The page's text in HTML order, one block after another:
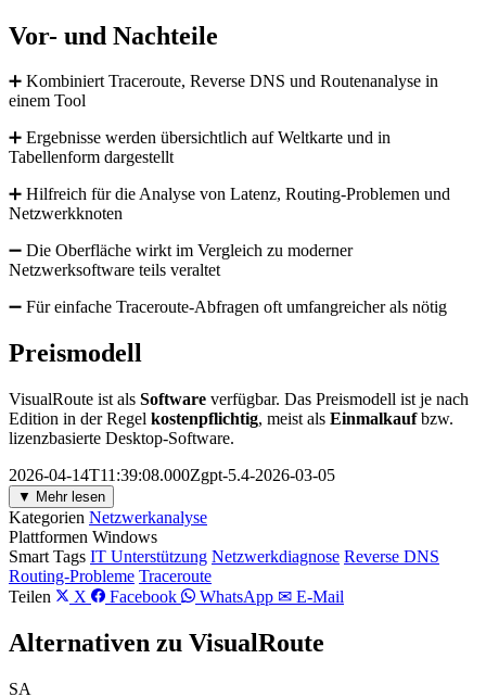
Vor- und Nachteile
➕ Kombiniert Traceroute, Reverse DNS und Routenanalyse in
einem Tool
➕ Ergebnisse werden übersichtlich auf Weltkarte und in
Tabellenform dargestellt
➕ Hilfreich für die Analyse von Latenz, Routing-Problemen und
Netzwerkknoten
➖ Die Oberfläche wirkt im Vergleich zu moderner
Netzwerksoftware teils veraltet
➖ Für einfache Traceroute-Abfragen oft umfangreicher als nötig
Preismodell
VisualRoute ist als Software verfügbar. Das Preismodell ist je nach
Edition in der Regel kostenpflichtig, meist als Einmalkaufbzw.
lizenzbasierte Desktop-Software.
2026-04-14T11:39:08.000Zgpt-5.4-2026-03-05
▼ Mehr lesen
Kategorien Netzwerkanalyse
Plattformen Windows
Smart Tags IT Unterstützung Netzwerkdiagnose Reverse DNS
Routing-Probleme Traceroute
Teilen
X Facebook WhatsApp ✉ E-Mail
Alternativen zu VisualRoute
SA